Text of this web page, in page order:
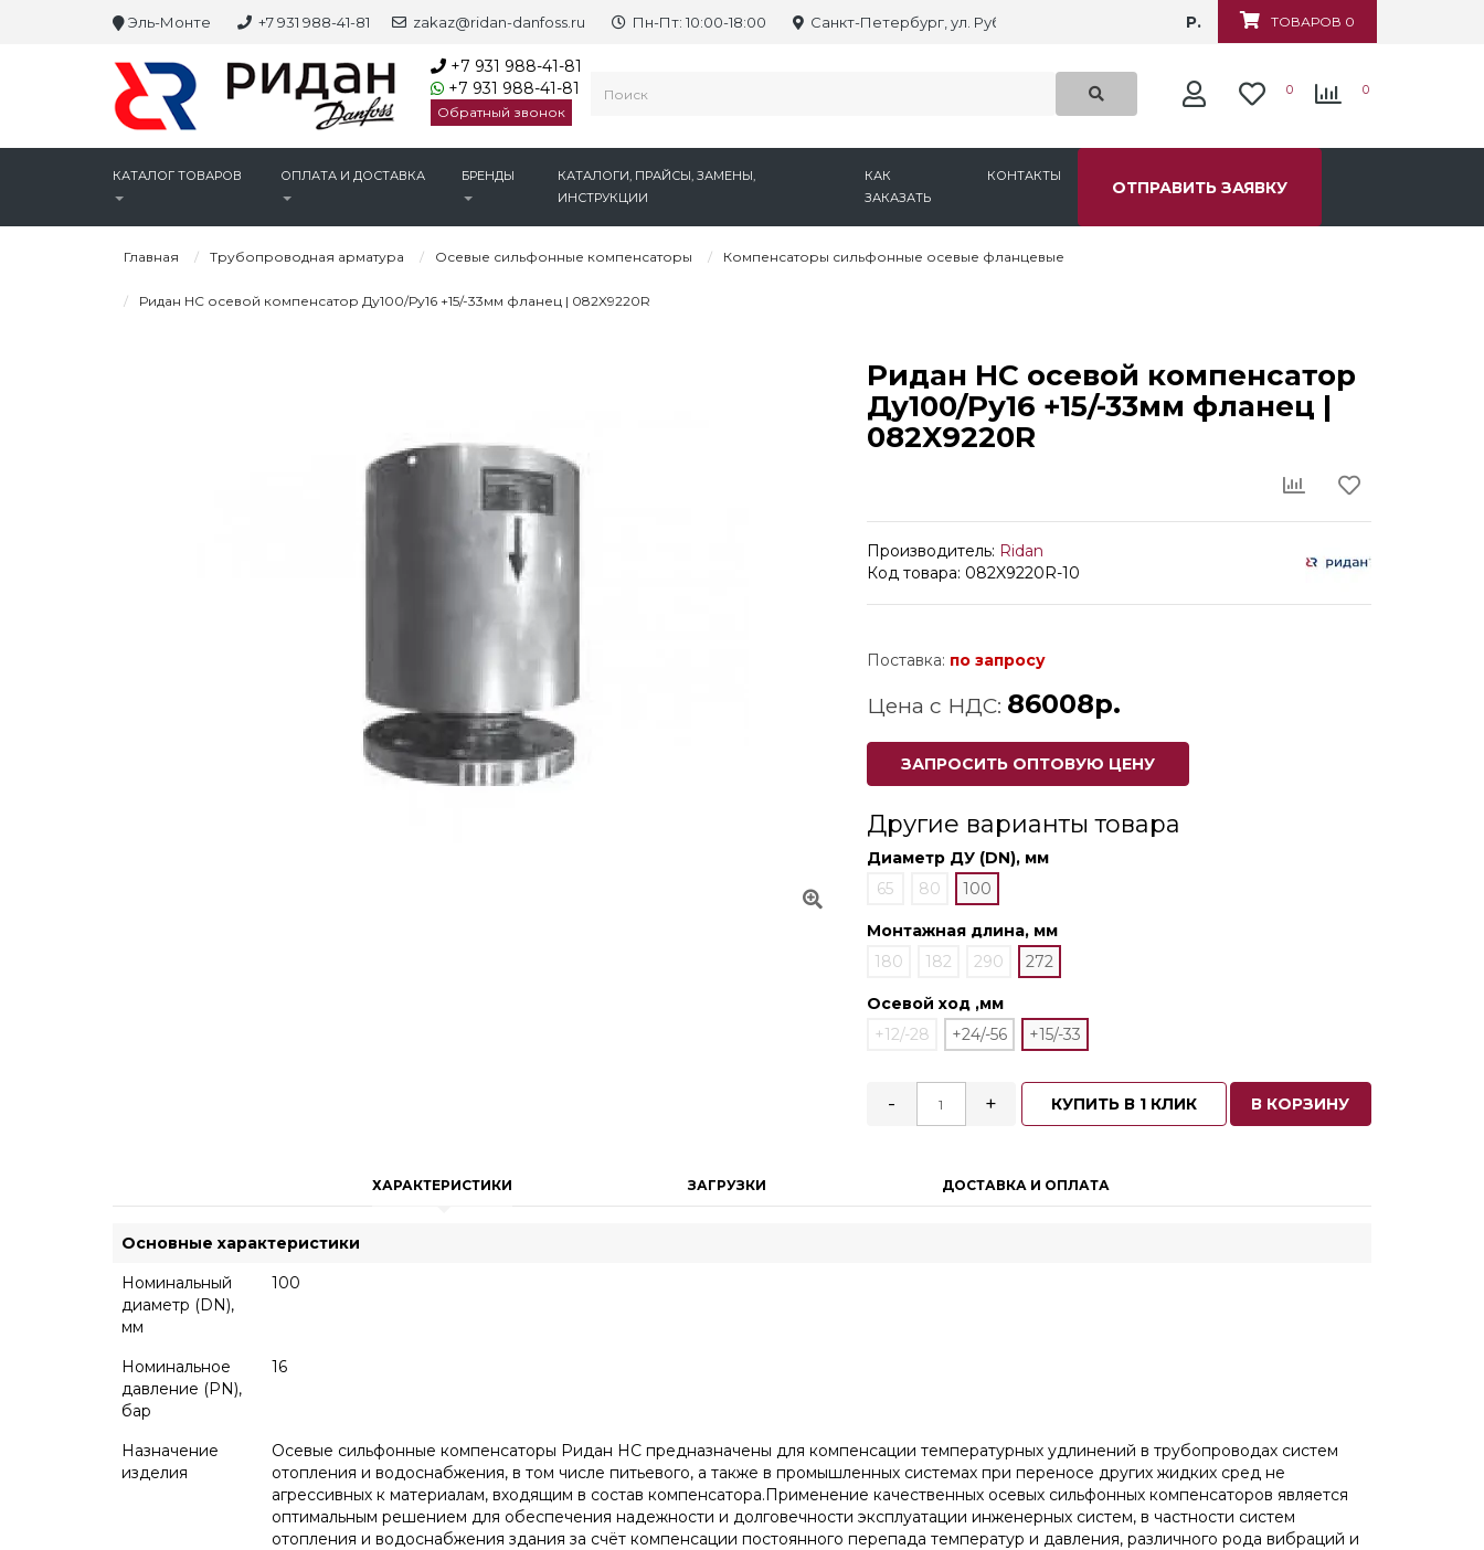
Эль-Монте +7 931 988-41-81 zakaz@ridan-danfoss.ru Пн-Пт: 10:00-18:00 Санкт-Петербург, ул. Рубежная, д.6 ТОВАРОВ 0
Р.
+7 931 988-41-81
+7 931 988-41-81
Обратный звонок
0 0
КАТАЛОГ ТОВАРОВ ОПЛАТА И ДОСТАВКА БРЕНДЫ
КАТАЛОГИ, ПРАЙСЫ, ЗАМЕНЫ,
ИНСТРУКЦИИ
КАК
ЗАКАЗАТЬ
КОНТАКТЫ
ОТПРАВИТЬ ЗАЯВКУ
Главная Трубопроводная арматура Осевые сильфонные компенсаторы Компенсаторы сильфонные осевые фланцевые
Ридан НС осевой компенсатор Ду100/Ру16 +15/-33мм фланец | 082X9220R
Ридан НС осевой компенсатор
Ду100/Ру16 +15/-33мм фланец |
082X9220R
Производитель: Ridan
Код товара: 082X9220R-10
Поставка: по запросу
Цена с НДС: 86008р.
ЗАПРОСИТЬ ОПТОВУЮ ЦЕНУ
Другие варианты товара
Диаметр ДУ (DN), мм
65
80 100
Монтажная длина, мм
180
182 290 272
Осевой ход ,мм
+12/-28
+24/-56 +15/-33
- + КУПИТЬ В 1 КЛИК В КОРЗИНУ
ХАРАКТЕРИСТИКИ ЗАГРУЗКИ ДОСТАВКА И ОПЛАТА
Основные характеристики
Номинальный
диаметр (DN),
мм
100
Номинальное
давление (PN),
бар
16
Назначение
изделия
Осевые сильфонные компенсаторы Ридан НС предназначены для компенсации температурных удлинений в трубопроводах систем
отопления и водоснабжения, в том числе питьевого, а также в промышленных системах при переносе других жидких сред не
агрессивных к материалам, входящим в состав компенсатора.Применение качественных осевых сильфонных компенсаторов является
оптимальным решением для обеспечения надежности и долговечности эксплуатации инженерных систем, в частности систем
отопления и водоснабжения здания за счёт компенсации постоянного перепада температур и давления, различного рода вибраций и